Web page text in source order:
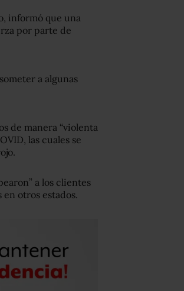
informó que una
por parte de
a algunas
de manera “violenta
las cuales se
a los clientes
otros estados.